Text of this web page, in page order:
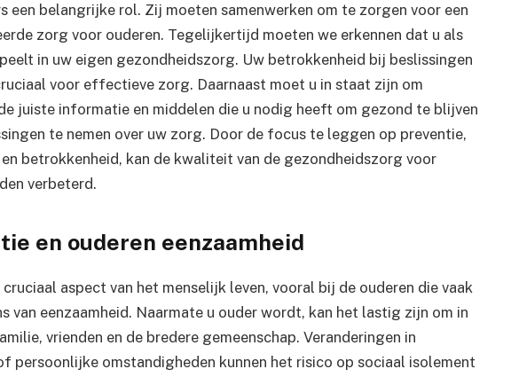
een belangrijke rol. Zij moeten samenwerken om te zorgen voor een
zorg voor ouderen. Tegelijkertijd moeten we erkennen dat u als
in uw eigen gezondheidszorg. Uw betrokkenheid bij beslissingen
voor effectieve zorg. Daarnaast moet u in staat zijn om
juiste informatie en middelen die u nodig heeft om gezond te blijven
te nemen over uw zorg. Door de focus te leggen op preventie,
betrokkenheid, kan de kwaliteit van de gezondheidszorg voor
verbeterd.
en ouderen eenzaamheid
aspect van het menselijk leven, vooral bij de ouderen die vaak
van eenzaamheid. Naarmate u ouder wordt, kan het lastig zijn om in
vrienden en de bredere gemeenschap. Veranderingen in
persoonlijke omstandigheden kunnen het risico op sociaal isolement